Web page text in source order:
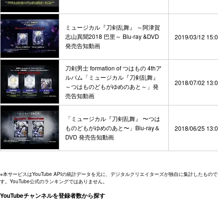
ミュージカル『刀剣乱舞』 ～阿津賀
志山異聞2018 巴里～ Blu-ray &DVD
発売告知動画
2019/03/12
刀剣男士 formation of つはもの 4thア
ルバム「ミュージカル『刀剣乱舞』
～つはものどもがゆめのあと～」発
売告知動画
2018/07/02
「ミュージカル『刀剣乱舞』 〜つは
ものどもがゆめのあと〜」Blu-ray＆
DVD 発売告知動画
2018/06/25
※本サービスはYouTube APIの統計データを元に、デジタルクリエイターズが独自に集計したもので
す。YouTube公式のランキングではありません。
YouTubeチャンネルを登録者数から探す